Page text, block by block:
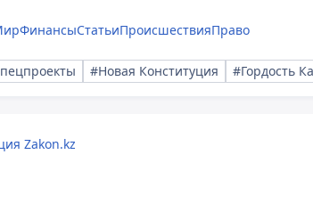
ФинансыСтатьиПроисшествияПраво
#Новая Конституция #Гордость
Zakon.kz